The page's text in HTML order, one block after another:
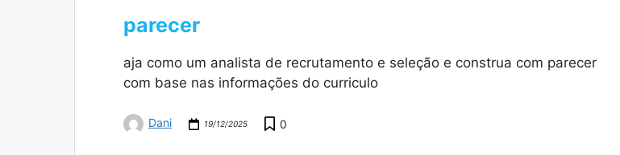
parecer
aja como um analista de recrutamento e seleção e construa com parecer
com base nas informações do curriculo
Dani 19/12/2025 0